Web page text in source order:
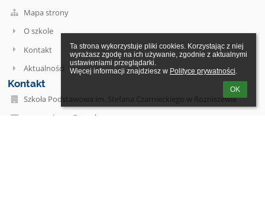
Ta strona wykorzystuje pliki cookies. Korzystając z niej
wyrażasz zgodę na ich używanie, zgodnie z aktualnymi
ustawieniami przeglądarki.
Więcej informacji znajdziesz w Polityce prywatności.
OK
Mapa strony
O szkole
Kontakt
Aktualności
Kontakt
Szkoła Podstawowa im. Stefana Czarnieckiego w Rozniszewie
psprozniszew@nq.pl